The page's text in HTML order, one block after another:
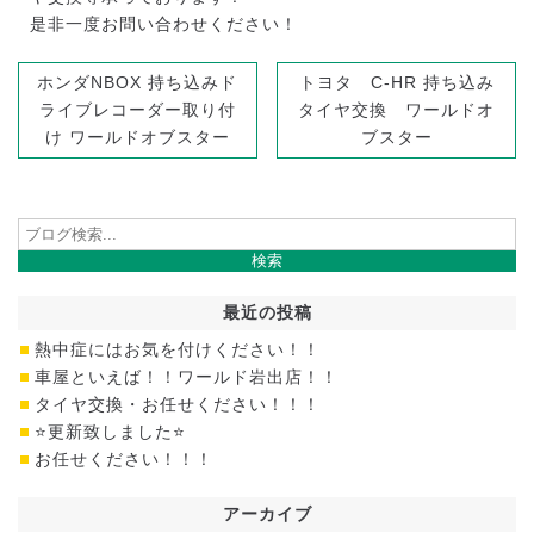
是非一度お問い合わせください！
ホンダNBOX 持ち込みド
ライブレコーダー取り付
け ワールドオブスター
トヨタ C-HR 持ち込み
タイヤ交換 ワールドオ
ブスター
最近の投稿
熱中症にはお気を付けください！！
車屋といえば！！ワールド岩出店！！
タイヤ交換・お任せください！！！
⭐更新致しました⭐
お任せください！！！
アーカイブ